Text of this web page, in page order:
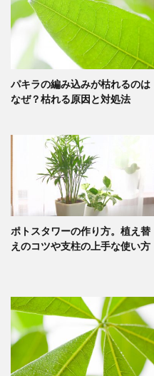
パキラの編み込みが枯れるのは
なぜ？枯れる原因と対処法
ポトスタワーの作り方。植え替
えのコツや支柱の上手な使い方